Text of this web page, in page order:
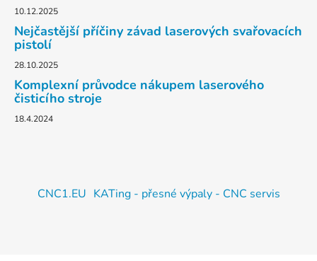
10.12.2025
Nejčastější příčiny závad laserových svařovacích
pistolí
28.10.2025
Komplexní průvodce nákupem laserového
čisticího stroje
18.4.2024
CNC1.EU KATing - přesné výpaly - CNC servis